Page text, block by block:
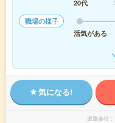
20代
職場の様子
活気がある
気になる!
派遣会社